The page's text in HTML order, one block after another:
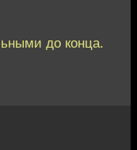
до конца.